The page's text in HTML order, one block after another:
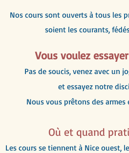
Nos cours sont ouverts à tous les
soient les courants,
Vous voulez
Pas de soucis, venez avec un
et essayez notre
Nous vous prêtons des
Où et quand
Les cours se tiennent à Nice ouest,